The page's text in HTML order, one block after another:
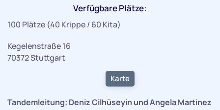
Verfügbare Plätze:
100 Plätze (40 Krippe / 60 Kita)
Kegelenstraße 16
70372 Stuttgart
Karte
Tandemleitung: Deniz Cilhüseyin und Angela Martinez